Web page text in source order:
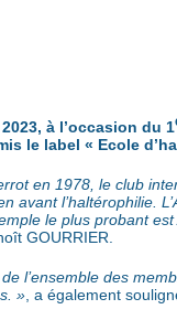
à l’occasion du 1
le label « Ecole
en 1978, le club
avant l’haltérophilie.
le plus probant
GOURRIER.
de l’ensemble des
», a également